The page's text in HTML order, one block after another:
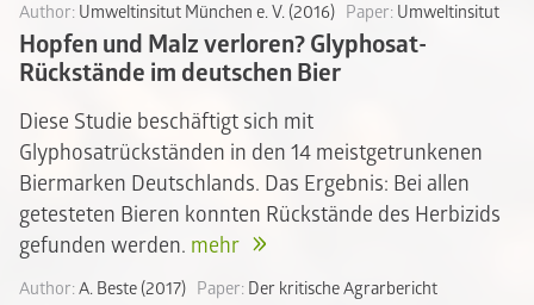
Author: Umweltinsitut München e. V. (2016) Paper: Umweltinsitut
Hopfen und Malz verloren? Glyphosat-
Rückstände im deutschen Bier
Diese Studie beschäftigt sich mit
Glyphosatrückständen in den 14 meistgetrunkenen
Biermarken Deutschlands. Das Ergebnis: Bei allen
getesteten Bieren konnten Rückstände des Herbizids
gefunden werden. mehr
Author:A. Beste (2017) Paper: Der kritische Agrarbericht